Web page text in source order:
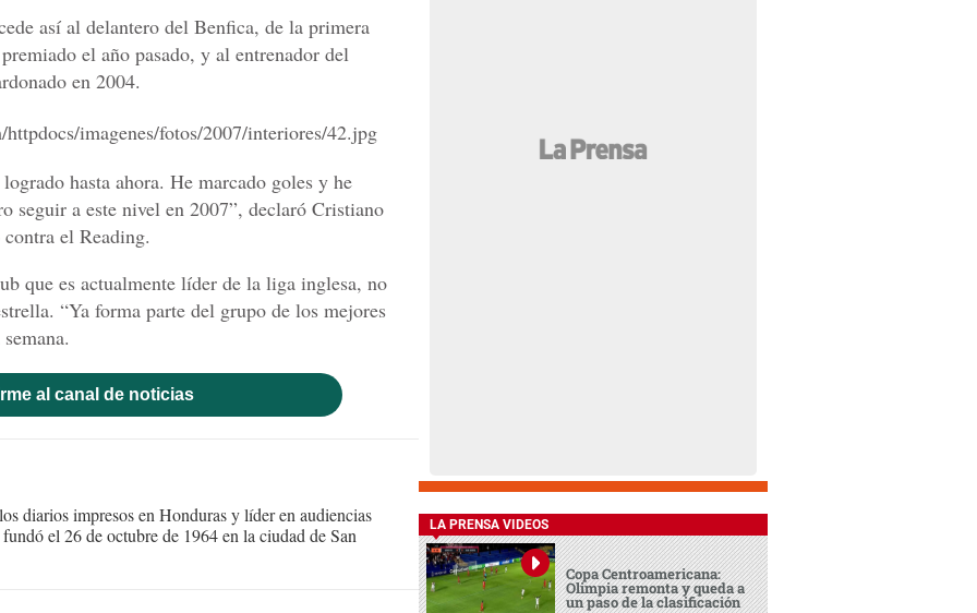
así al delantero del Benfica, de la primera
el año pasado, y al entrenador del
en 2004.
hasta ahora. He marcado goles y he
seguir a este nivel en 2007”, declaró Cristiano
el Reading.
que es actualmente líder de la liga inglesa, no
“Ya forma parte del grupo de los mejores
al canal de noticias
diarios impresos en Honduras y líder en audiencias
el 26 de octubre de 1964 en la ciudad de San
LA PRENSA VIDEOS
Copa Centroamericana:
Olimpia remonta y queda a
un paso de la clasificación